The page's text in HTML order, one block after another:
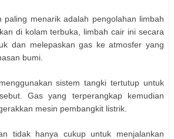
paling menarik adalah pengolahan limbah
di kolam terbuka, limbah cair ini secara
dan melepaskan gas ke atmosfer yang
bumi.
sistem tangki tertutup untuk
Gas yang terperangkap kemudian
mesin pembangkit listrik.
tidak hanya cukup untuk menjalankan